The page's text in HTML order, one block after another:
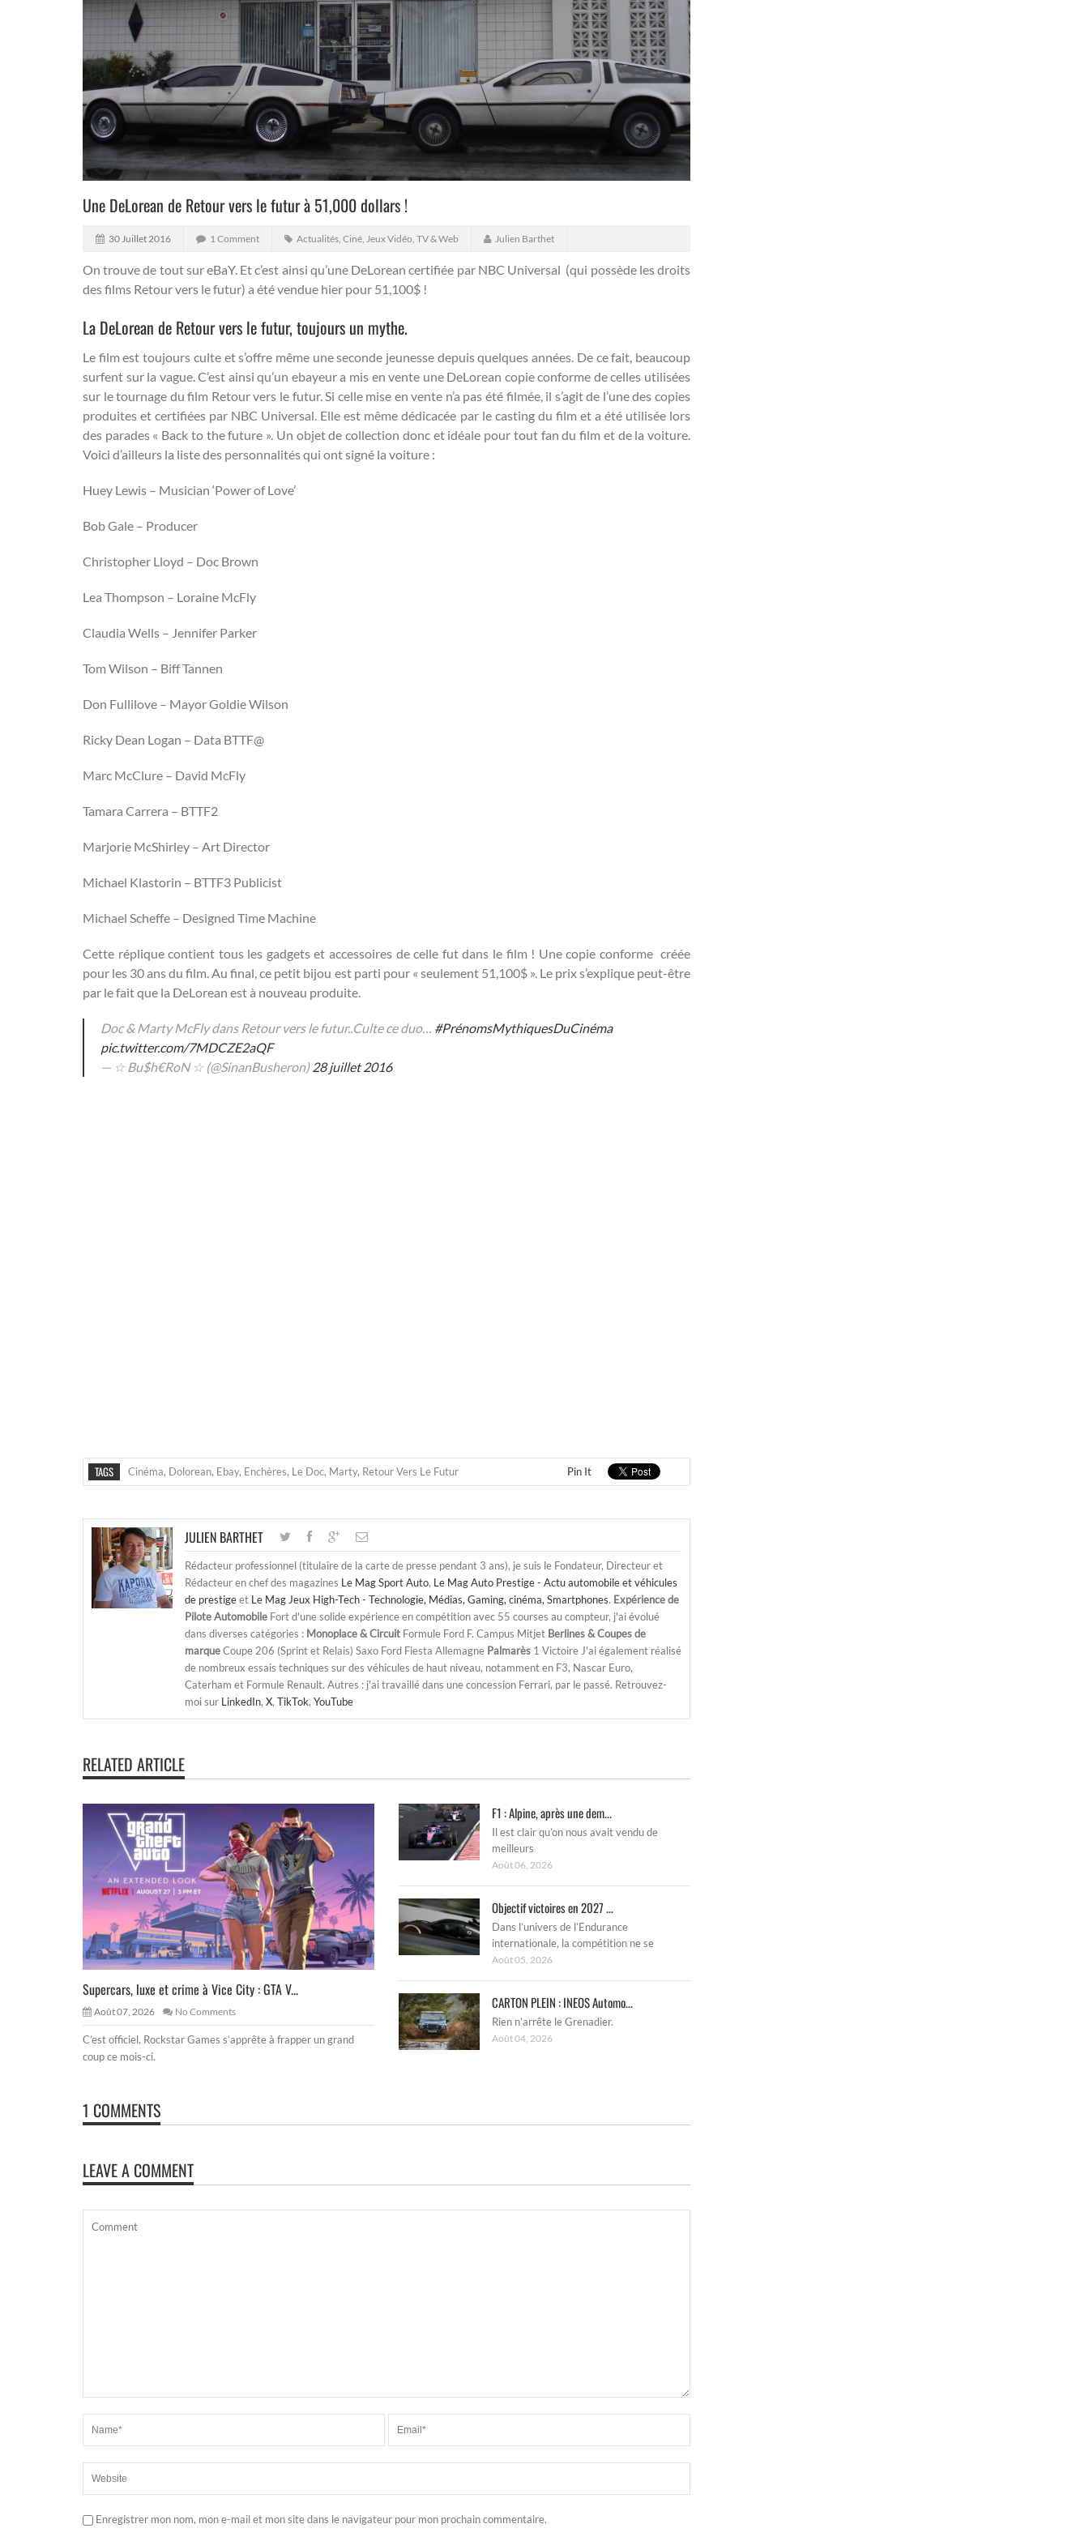
Une DeLorean de Retour vers le futur à 51,000 dollars !
30 Juillet 2016 1 Comment Actualités, Ciné, Jeux Vidéo, TV & Web Julien Barthet
On trouve de tout sur eBaY. Et c’est ainsi qu’une DeLorean certifiée par NBC Universal (qui possède les droits
des films Retour vers le futur) a été vendue hier pour 51,100$ !
La DeLorean de Retour vers le futur, toujours un mythe.
Le film est toujours culte et s’offre même une seconde jeunesse depuis quelques années. De ce fait, beaucoup
surfent sur la vague. C’est ainsi qu’un ebayeur a mis en vente une DeLorean copie conforme de celles utilisées
sur le tournage du film Retour vers le futur. Si celle mise en vente n’a pas été filmée, il s’agit de l’une des copies
produites et certifiées par NBC Universal. Elle est même dédicacée par le casting du film et a été utilisée lors
des parades « Back to the future ». Un objet de collection donc et idéale pour tout fan du film et de la voiture.
Voici d’ailleurs la liste des personnalités qui ont signé la voiture :
Huey Lewis – Musician ‘Power of Love’
Bob Gale – Producer
Christopher Lloyd – Doc Brown
Lea Thompson – Loraine McFly
Claudia Wells – Jennifer Parker
Tom Wilson – Biff Tannen
Don Fullilove – Mayor Goldie Wilson
Ricky Dean Logan – Data BTTF@
Marc McClure – David McFly
Tamara Carrera – BTTF2
Marjorie McShirley – Art Director
Michael Klastorin – BTTF3 Publicist
Michael Scheffe – Designed Time Machine
Cette réplique contient tous les gadgets et accessoires de celle fut dans le film ! Une copie conforme créée
pour les 30 ans du film. Au final, ce petit bijou est parti pour « seulement 51,100$ ». Le prix s’explique peut-être
par le fait que la DeLorean est à nouveau produite.
Doc & Marty McFly dans Retour vers le futur..Culte ce duo… #PrénomsMythiquesDuCinéma
pic.twitter.com/7MDCZE2aQF
— ☆ Bu$h€RoN ☆ (@SinanBusheron)28 juillet 2016
TAGS Cinéma, Dolorean, Ebay, Enchères, Le Doc, Marty, Retour Vers Le Futur Pin It
JULIEN BARTHET
Rédacteur professionnel (titulaire de la carte de presse pendant 3 ans), je suis le Fondateur, Directeur et
Rédacteur en chef des magazines Le Mag Sport Auto, Le Mag Auto Prestige - Actu automobile et véhicules
de prestigeet Le Mag Jeux High-Tech - Technologie, Médias, Gaming, cinéma, Smartphones. Expérience de
Pilote Automobile Fort d'une solide expérience en compétition avec 55 courses au compteur, j'ai évolué
dans diverses catégories : Monoplace & Circuit Formule Ford F. Campus Mitjet Berlines & Coupes de
marqueCoupe 206 (Sprint et Relais) Saxo Ford Fiesta Allemagne Palmarès 1 Victoire J'ai également réalisé
de nombreux essais techniques sur des véhicules de haut niveau, notamment en F3, Nascar Euro,
Caterham et Formule Renault. Autres : j'ai travaillé dans une concession Ferrari, par le passé. Retrouvez-
moi sur LinkedIn, X, TikTok, YouTube
RELATED ARTICLE
Supercars, luxe et crime à Vice City : GTA V...
Août 07, 2026 No Comments
C’est officiel, Rockstar Games s’apprête à frapper un grand
coup ce mois-ci.
F1 : Alpine, après une dem...
Il est clair qu’on nous avait vendu de
meilleurs
Août 06, 2026
Objectif victoires en 2027 ...
Dans l’univers de l’Endurance
internationale, la compétition ne se
Août 05, 2026
CARTON PLEIN : INEOS Automo...
Rien n’arrête le Grenadier.
Août 04, 2026
1 COMMENTS
LEAVE A COMMENT
Enregistrer mon nom, mon e-mail et mon site dans le navigateur pour mon prochain commentaire.